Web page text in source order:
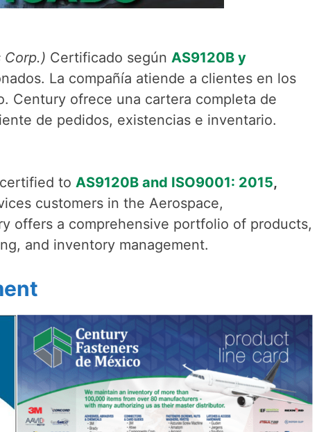
Corp.) Certificado según AS9120B y
La compañía atiende a clientes en los
Century ofrece una cartera completa de
de pedidos, existencias e inventario.
certified to AS9120B and ISO9001: 2015,
customers in the Aerospace,
offers a comprehensive portfolio of products,
and inventory management.